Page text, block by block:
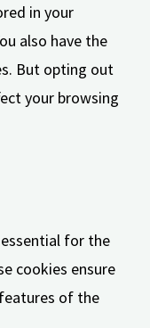
in your
also have the
But opting out
your browsing
for the
cookies ensure
of the